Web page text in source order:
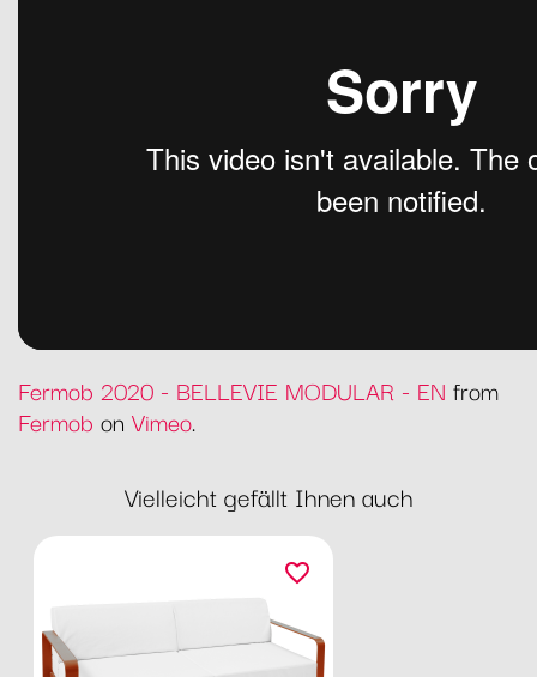
Fermob 2020 - BELLEVIE MODULAR - EN from
Fermob on Vimeo.
Vielleicht gefällt Ihnen auch
favorite_border